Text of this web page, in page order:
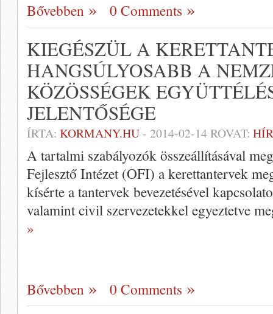
Bővebben 0 Comments
KIEGÉSZÜL A
HANGSÚLYOSABB A
KÖZÖSSÉGEK
JELENTŐSÉGE
ÍRTA: KORMANY.HU- 2014-02-14ROVAT:
A tartalmi szabályozók összeállításával
Fejlesztő Intézet (OFI) a kerettantervek
kísérte a tantervek bevezetésével
valamint civil szervezetekkel egyeztetve
»
Bővebben 0 Comments